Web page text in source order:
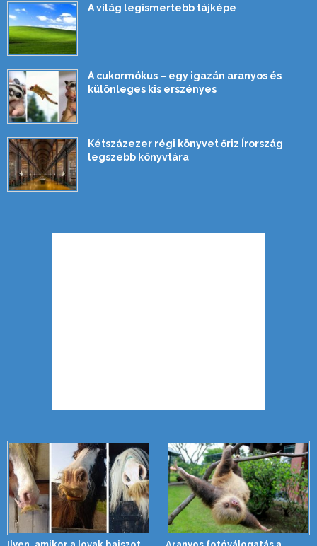
A világ legismertebb tájképe
A cukormókus – egy igazán aranyos és
különleges kis erszényes
Kétszázezer régi könyvet őriz Írország
legszebb könyvtára